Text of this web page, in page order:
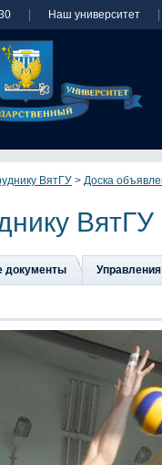
Наш университет
ВятГУ > Доска
ВятГУ
документы Управления